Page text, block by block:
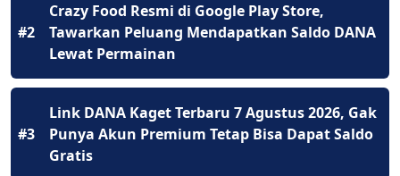
#2
Crazy Food Resmi di Google Play Store,
Tawarkan Peluang Mendapatkan Saldo DANA
Lewat Permainan
#3
Link DANA Kaget Terbaru 7 Agustus 2026, Gak
Punya Akun Premium Tetap Bisa Dapat Saldo
Gratis